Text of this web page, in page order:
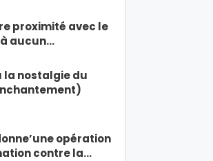
proximité avec le
à aucun…
la nostalgie du
opération
contre la…